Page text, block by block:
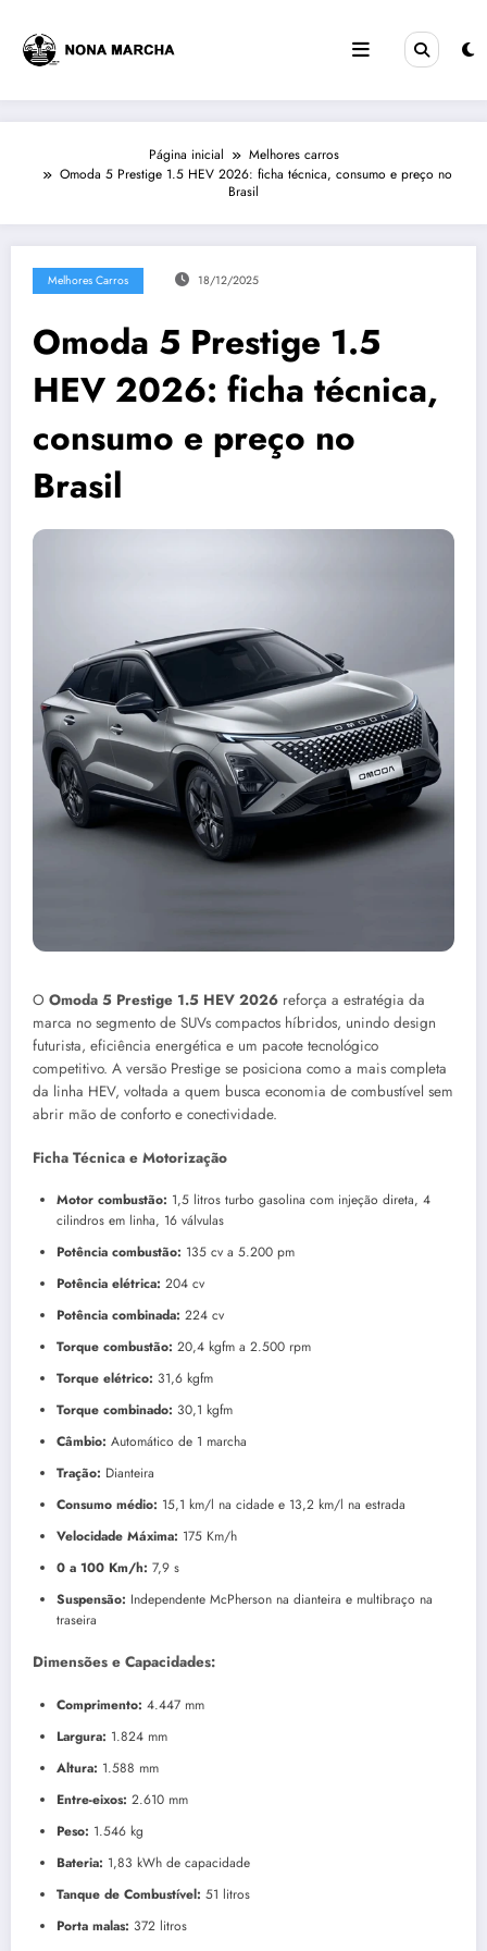
conteúdo
Página inicial
Melhores carros
Omoda 5 Prestige 1.5 HEV 2026: ficha técnica, consumo e preço no
Brasil
Melhores Carros 18/12/2025
Omoda 5 Prestige 1.5
HEV 2026: ficha técnica,
consumo e preço no
Brasil
O Omoda 5 Prestige 1.5 HEV 2026 reforça a estratégia da
marca no segmento de SUVs compactos híbridos, unindo design
futurista, eficiência energética e um pacote tecnológico
competitivo. A versão Prestige se posiciona como a mais completa
da linha HEV, voltada a quem busca economia de combustível sem
abrir mão de conforto e conectividade.
Ficha Técnica e Motorização
Motor combustão: 1,5 litros turbo gasolina com injeção direta, 4
cilindros em linha, 16 válvulas
Potência combustão: 135 cv a 5.200 pm
Potência elétrica: 204 cv
Potência combinada: 224 cv
Torque combustão: 20,4 kgfm a 2.500 rpm
Torque elétrico: 31,6 kgfm
Torque combinado: 30,1 kgfm
Câmbio: Automático de 1 marcha
Tração: Dianteira
Consumo médio: 15,1 km/l na cidade e 13,2 km/l na estrada
Velocidade Máxima: 175 Km/h
0 a 100 Km/h: 7,9 s
Suspensão: Independente McPherson na dianteira e multibraço na
traseira
Dimensões e Capacidades:
Comprimento: 4.447 mm
Largura: 1.824 mm
Altura: 1.588 mm
Entre-eixos: 2.610 mm
Peso: 1.546 kg
Bateria: 1,83 kWh de capacidade
Tanque de Combustível: 51 litros
Porta malas: 372 litros